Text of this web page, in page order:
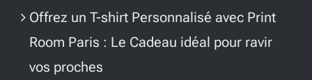
Offrez un T-shirt Personnalisé avec Print
Room Paris : Le Cadeau idéal pour ravir
vos proches